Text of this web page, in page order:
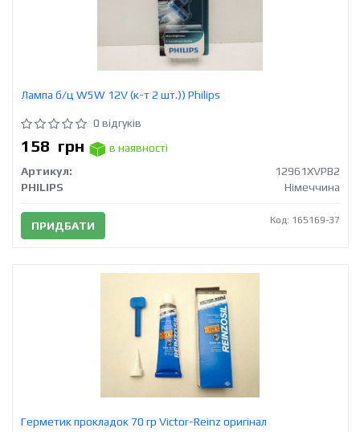
Лампа б/ц W5W 12V (к-т 2 шт.)) Philips
0 відгуків
158 грн
в наявності
Артикул:
12961XVPB2
PHILIPS
Німеччина
ПРИДБАТИ Код: 165169-37
Герметик прокладок 70 гр Victor-Reinz оригінал